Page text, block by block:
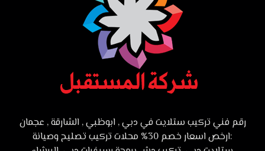
رقم فني تركيب ستلايت في دبي , ابوظبي , الشارقة , عجمان
:ارخص اسعار خصم 30% محلات تركيب تصليح وصيانة